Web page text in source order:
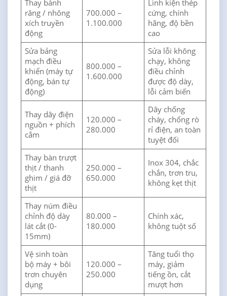
Thay bánh
răng / nhông
xích truyền
động
700.000 –
1.100.000
Linh kiện thép
cứng, chính
hãng, độ bền
cao
Sửa bảng
mạch điều
khiển (máy tự
động, bán tự
động)
800.000 –
1.600.000
Sửa lỗi không
chạy, không
điều chỉnh
được độ dày,
lỗi cảm biến
Thay dây điện
nguồn + phích
cắm
120.000 –
280.000
Dây chống
cháy, chống rò
rỉ điện, an toàn
tuyệt đối
Thay bàn trượt
thịt / thanh
ghim / giá đỡ
thịt
250.000 –
650.000
Inox 304, chắc
chắn, trơn tru,
không kẹt thịt
Thay núm điều
chỉnh độ dày
lát cắt (0-
15mm)
80.000 –
180.000
Chính xác,
không tuột số
Vệ sinh toàn
bộ máy + bôi
trơn chuyên
dụng
120.000 –
250.000
Tăng tuổi thọ
máy, giảm
tiếng ồn, cắt
mượt hơn